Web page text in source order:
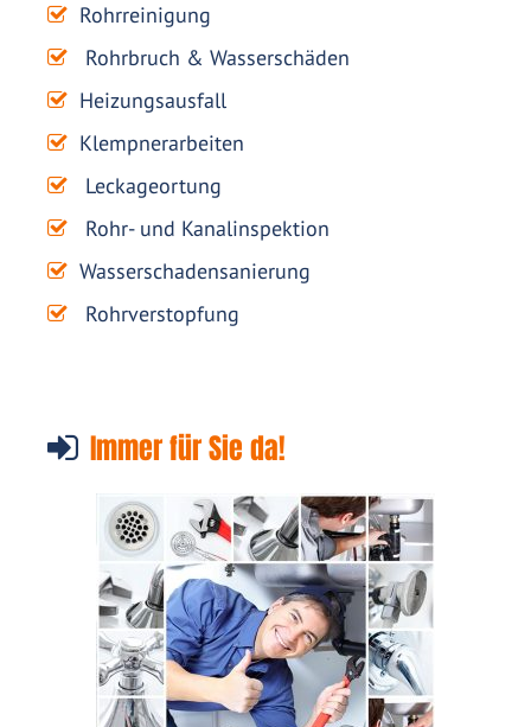
Rohrreinigung
Rohrbruch & Wasserschäden
Heizungsausfall
Klempnerarbeiten
Leckageortung
Rohr- und Kanalinspektion
Wasserschadensanierung
Rohrverstopfung
Immer für Sie da!